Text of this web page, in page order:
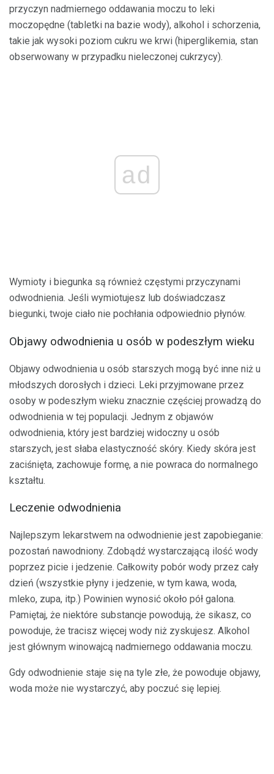
przyczyn nadmiernego oddawania moczu to leki
moczopędne (tabletki na bazie wody), alkohol i schorzenia,
takie jak wysoki poziom cukru we krwi (hiperglikemia, stan
obserwowany w przypadku nieleczonej cukrzycy).
ad
Wymioty i biegunka są również częstymi przyczynami
odwodnienia. Jeśli wymiotujesz lub doświadczasz
biegunki, twoje ciało nie pochłania odpowiednio płynów.
Objawy odwodnienia u osób w podeszłym wieku
Objawy odwodnienia u osób starszych mogą być inne niż u
młodszych dorosłych i dzieci. Leki przyjmowane przez
osoby w podeszłym wieku znacznie częściej prowadzą do
odwodnienia w tej populacji. Jednym z objawów
odwodnienia, który jest bardziej widoczny u osób
starszych, jest słaba elastyczność skóry. Kiedy skóra jest
zaciśnięta, zachowuje formę, a nie powraca do normalnego
kształtu.
Leczenie odwodnienia
Najlepszym lekarstwem na odwodnienie jest zapobieganie:
pozostań nawodniony. Zdobądź wystarczającą ilość wody
poprzez picie i jedzenie. Całkowity pobór wody przez cały
dzień (wszystkie płyny i jedzenie, w tym kawa, woda,
mleko, zupa, itp.) Powinien wynosić około pół galona.
Pamiętaj, że niektóre substancje powodują, że sikasz, co
powoduje, że tracisz więcej wody niż zyskujesz. Alkohol
jest głównym winowajcą nadmiernego oddawania moczu.
Gdy odwodnienie staje się na tyle złe, że powoduje objawy,
woda może nie wystarczyć, aby poczuć się lepiej.